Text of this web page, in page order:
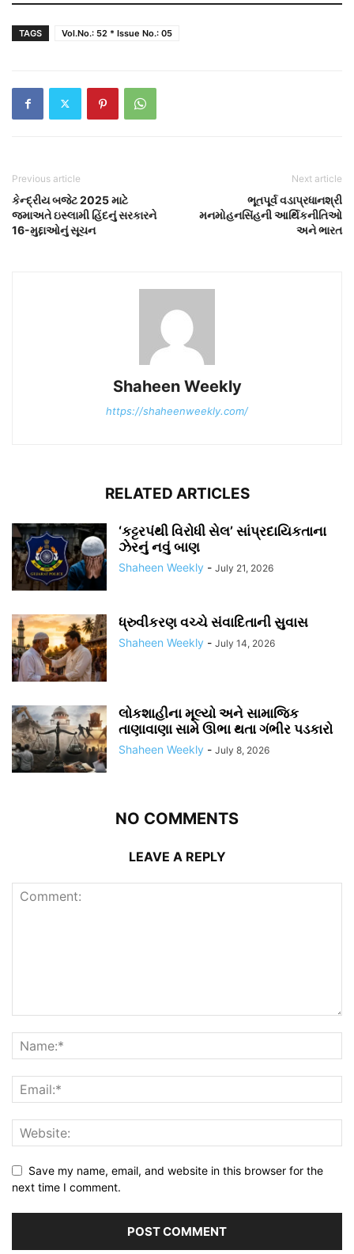
TAGS Vol.No.: 52 * Issue No.: 05
Previous article
કેન્દ્રીય બજેટ 2025 માટે
જમાઅતે ઇસ્લામી હિંદનું સરકારને
16-મુદ્દાઓનું સૂચન
Next article
ભૂતપૂર્વ વડાપ્રધાનશ્રી
મનમોહનસિંહની આર્થિકનીતિઓ
અને ભારત
Shaheen Weekly
https://shaheenweekly.com/
RELATED ARTICLES
‘કટ્ટરપંથી વિરોધી સેલ’ સાંપ્રદાયિકતાના
ઝેરનું નવું બાણ
Shaheen Weekly - July 21, 2026
ધ્રુવીકરણ વચ્ચે સંવાદિતાની સુવાસ
Shaheen Weekly - July 14, 2026
લોકશાહીના મૂલ્યો અને સામાજિક
તાણાવાણા સામે ઊભા થતા ગંભીર પડકારો
Shaheen Weekly - July 8, 2026
NO COMMENTS
LEAVE A REPLY
Save my name, email, and website in this browser for the
next time I comment.